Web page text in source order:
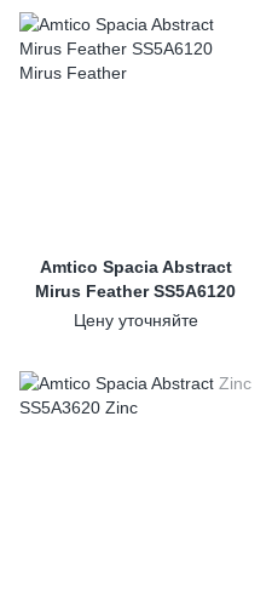
Amtico Spacia Abstract
Mirus Feather SS5A6120
Цену уточняйте